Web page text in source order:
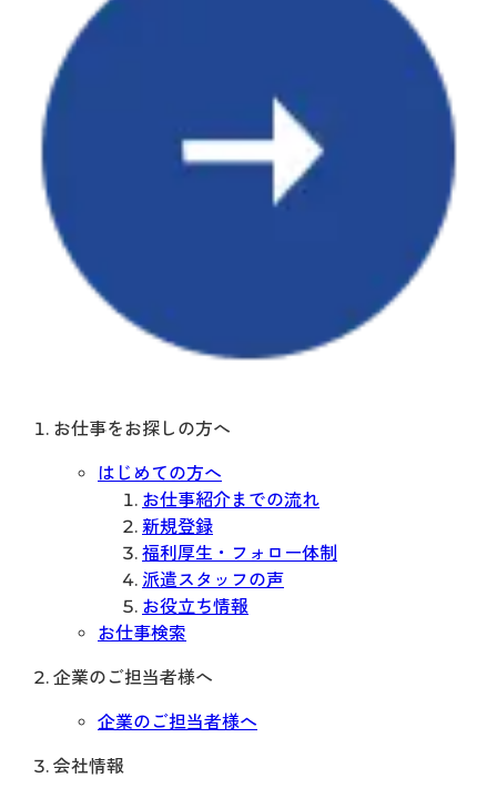
お仕事をお探しの方へ
はじめての方へ
お仕事紹介までの流れ
新規登録
福利厚生・フォロー体制
派遣スタッフの声
お役立ち情報
お仕事検索
企業のご担当者様へ
企業のご担当者様へ
会社情報